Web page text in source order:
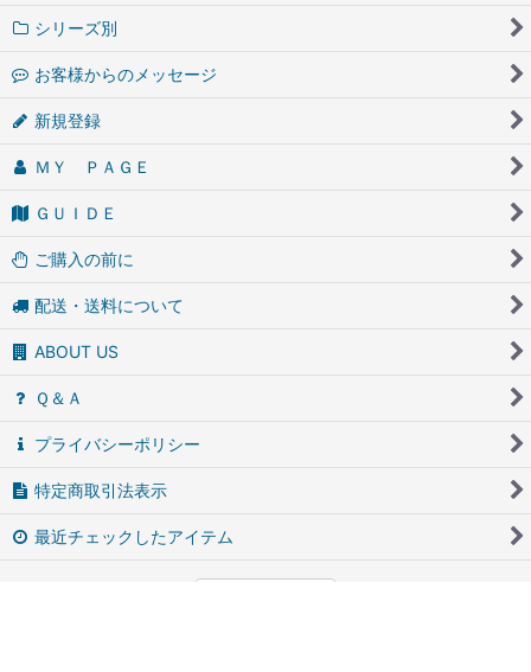
シリーズ別
お客様からのメッセージ
新規登録
ＭＹ ＰＡＧＥ
ＧＵＩＤＥ
ご購入の前に
配送・送料について
ABOUT US
Ｑ＆Ａ
プライバシーポリシー
特定商取引法表示
最近チェックしたアイテム